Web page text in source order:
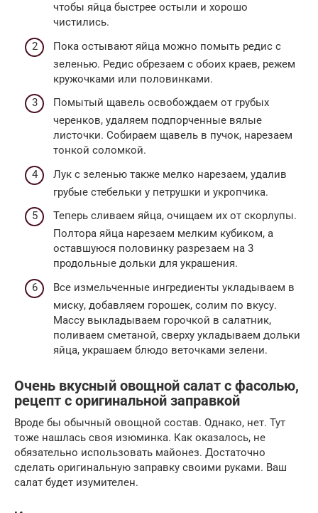
чтобы яйца быстрее остыли и хорошо
чистились.
Пока остывают яйца можно помыть редис с
зеленью. Редис обрезаем с обоих краев, режем
кружочками или половинками.
Помытый щавель освобождаем от грубых
черенков, удаляем подпорченные вялые
листочки. Собираем щавель в пучок, нарезаем
тонкой соломкой.
Лук с зеленью также мелко нарезаем, удалив
грубые стебельки у петрушки и укропчика.
Теперь сливаем яйца, очищаем их от скорлупы.
Полтора яйца нарезаем мелким кубиком, а
оставшуюся половинку разрезаем на 3
продольные дольки для украшения.
Все измельченные ингредиенты укладываем в
миску, добавляем горошек, солим по вкусу.
Массу выкладываем горочкой в салатник,
поливаем сметаной, сверху укладываем дольки
яйца, украшаем блюдо веточками зелени.
Очень вкусный овощной салат с фасолью,
рецепт с оригинальной заправкой
Вроде бы обычный овощной состав. Однако, нет. Тут
тоже нашлась своя изюминка. Как оказалось, не
обязательно использовать майонез. Достаточно
сделать оригинальную заправку своими руками. Ваш
салат будет изумителен.